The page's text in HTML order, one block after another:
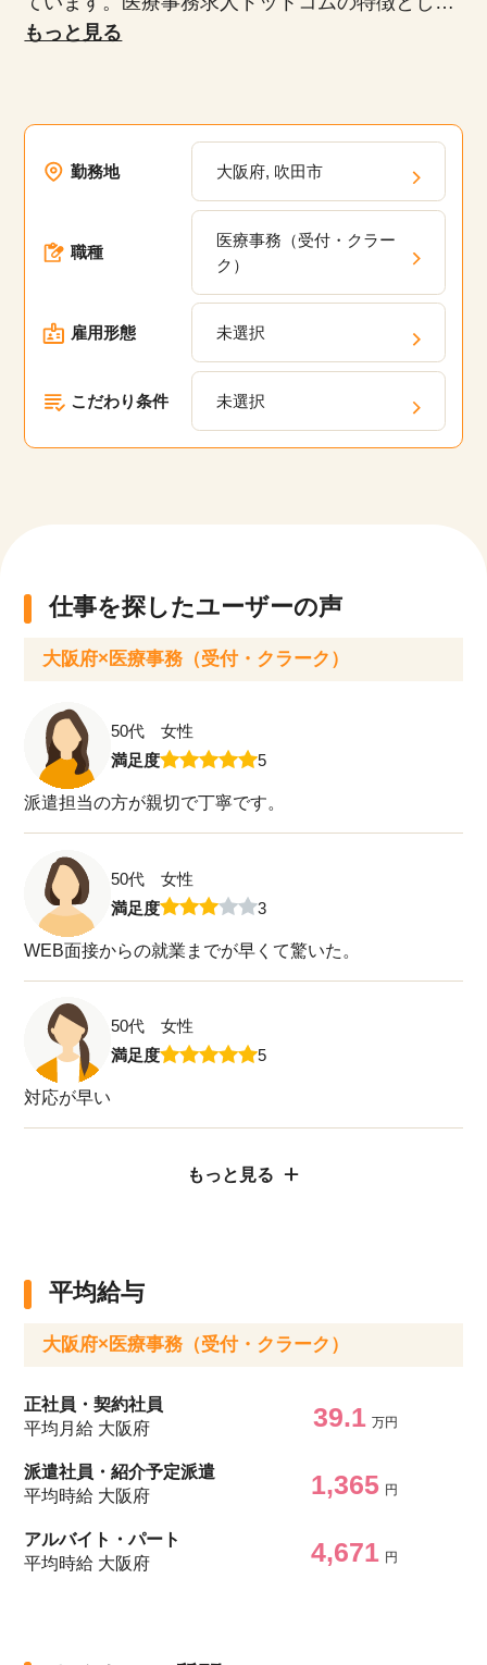
て、正社員、派遣社員、扶養内パート、時短勤務
介します。未経験者や無資格者、ブランクがある
代、50代といった幅広い年齢層が活躍している職
場の求人が多数あります。弊社の派遣・委託現場
においてスキルアップのための研修プログラム
や、キャリアパスの相談、定期的なフィードバッ
クを通じて、あなたのキャリアアップを支援しま
す。
もっと見る
勤務地 大阪府, 吹田市
職種
医療事務（受付・クラー
ク）
雇用形態 未選択
こだわり条件 未選択
仕事を探したユーザーの声
大阪府×医療事務（受付・クラーク）
50代 女性
満足度
5
派遣担当の方が親切で丁寧です。
50代 女性
満足度
3
WEB面接からの就業までが早くて驚いた。
50代 女性
満足度
5
対応が早い
もっと見る
平均給与
大阪府×医療事務（受付・クラーク）
正社員・契約社員
平均月給 大阪府
39.1 万円
派遣社員・紹介予定派遣
平均時給 大阪府
1,365 円
アルバイト・パート
平均時給 大阪府
4,671 円